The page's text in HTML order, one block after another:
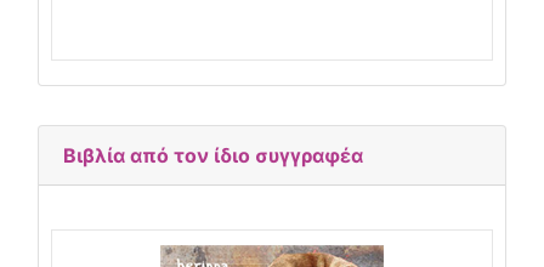
Βιβλία από τον ίδιο συγγραφέα